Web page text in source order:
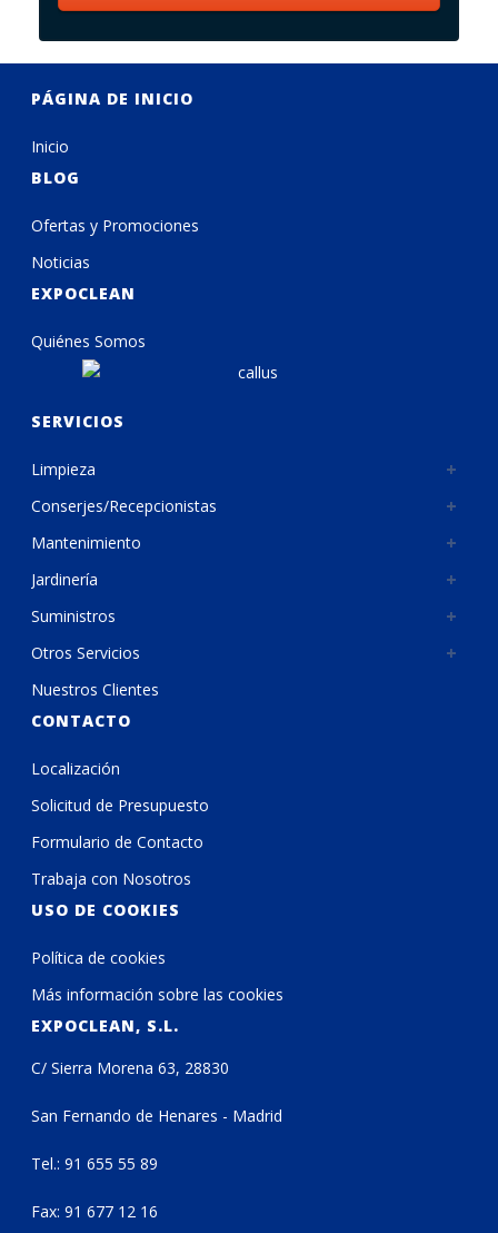
PÁGINA DE INICIO
Inicio
BLOG
Ofertas y Promociones
Noticias
EXPOCLEAN
Quiénes Somos
SERVICIOS
Limpieza
Conserjes/Recepcionistas
Mantenimiento
Jardinería
Suministros
Otros Servicios
Nuestros Clientes
CONTACTO
Localización
Solicitud de Presupuesto
Formulario de Contacto
Trabaja con Nosotros
USO DE COOKIES
Política de cookies
Más información sobre las cookies
EXPOCLEAN, S.L.
C/ Sierra Morena 63, 28830
San Fernando de Henares - Madrid
Tel.: 91 655 55 89
Fax: 91 677 12 16